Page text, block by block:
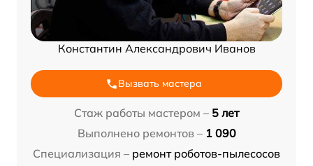
Константин Александрович Иванов
Вызвать мастера
Стаж работы мастером – 5 лет
Выполнено ремонтов – 1 090
Специализация – ремонт роботов-пылесосов